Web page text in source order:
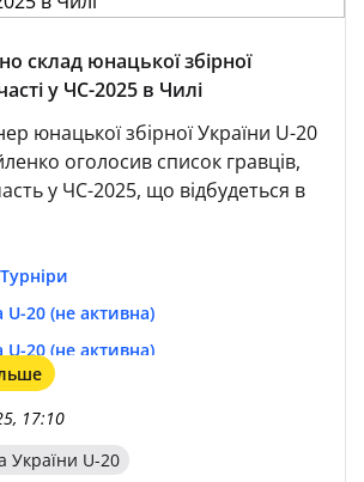
склад юнацької збірної
у ЧC-2025 в Чилі
юнацької збірної України U-20
оголосив список гравців,
у ЧС-2025, що відбудеться в
Турніри
20 (не активна)
20 (не активна)
19/20
17:10
України U-20